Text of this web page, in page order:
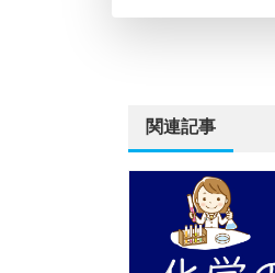
関連記事